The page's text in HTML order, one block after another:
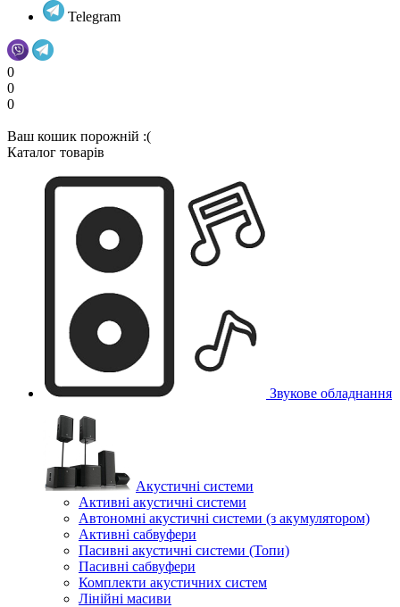
Telegram
0
0
0
Ваш кошик порожній :(
Каталог товарів
Звукове обладнання
Акустичні системи
Активні акустичні системи
Автономні акустичні системи (з акумулятором)
Активні сабвуфери
Пасивні акустичні системи (Топи)
Пасивні сабвуфери
Комплекти акустичних систем
Лінійні масиви